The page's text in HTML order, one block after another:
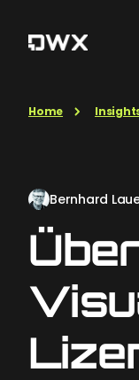
Home
Bernhard